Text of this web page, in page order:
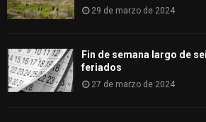
29 de marzo de 2024
Fin de semana largo de
feriados
27 de marzo de 2024